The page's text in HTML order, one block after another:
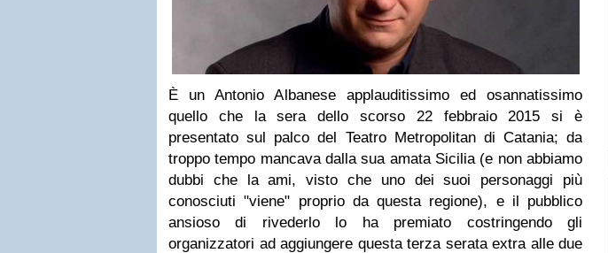
È un Antonio Albanese applauditissimo ed osannatissimo
quello che la sera dello scorso 22 febbraio 2015 si è
presentato sul palco del Teatro Metropolitan di Catania; da
troppo tempo mancava dalla sua amata Sicilia (e non abbiamo
dubbi che la ami, visto che uno dei suoi personaggi più
conosciuti "viene" proprio da questa regione), e il pubblico
ansioso di rivederlo lo ha premiato costringendo gli
organizzatori ad aggiungere questa terza serata extra alle due